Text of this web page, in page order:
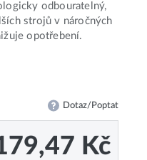
odbouratelný,
strojů v náročných
opotřebení.
Dotaz/Poptat
Kč